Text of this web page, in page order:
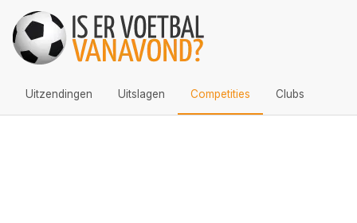
Uitzendingen Uitslagen Competities Clubs